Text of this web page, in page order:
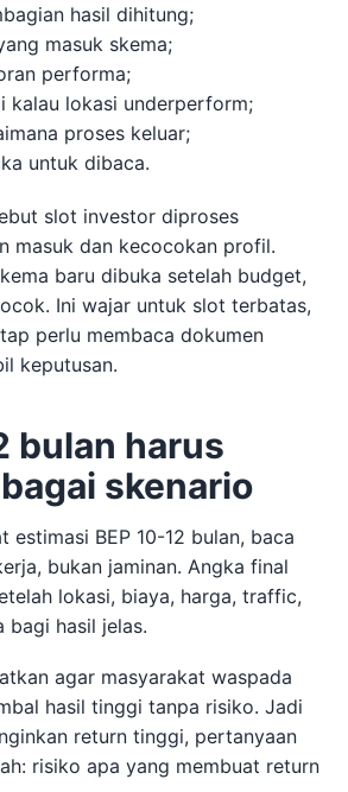
hasil dihitung;
masuk skema;
performa;
kalau lokasi underperform;
proses keluar;
untuk dibaca.
slot investor diproses
masuk dan kecocokan profil.
baru dibuka setelah budget,
Ini wajar untuk slot terbatas,
perlu membaca dokumen
keputusan.
bulan harus
skenario
estimasi BEP 10-12 bulan, baca
bukan jaminan. Angka final
lokasi, biaya, harga, traffic,
bagi hasil jelas.
agar masyarakat waspada
hasil tinggi tanpa risiko. Jadi
return tinggi, pertanyaan
risiko apa yang membuat return